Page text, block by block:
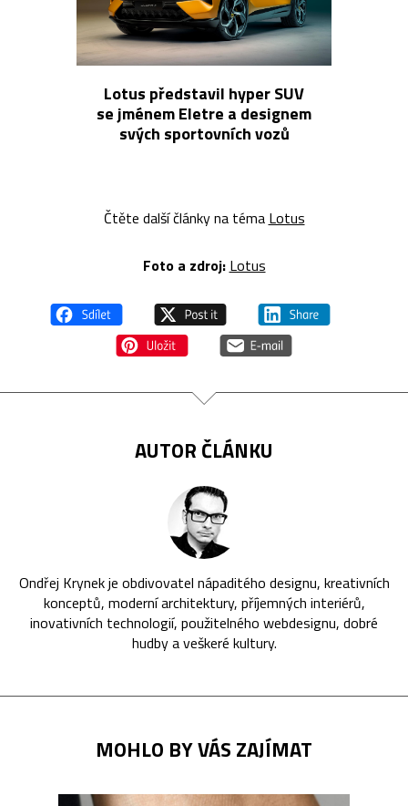
Lotus představil hyper SUV
se jménem Eletre a designem
svých sportovních vozů
Čtěte další články na téma Lotus
Foto a zdroj: Lotus
AUTOR ČLÁNKU
Ondřej Krynek je obdivovatel nápaditého designu, kreativních
konceptů, moderní architektury, příjemných interiérů,
inovativních technologií, použitelného webdesignu, dobré
hudby a veškeré kultury.
MOHLO BY VÁS ZAJÍMAT